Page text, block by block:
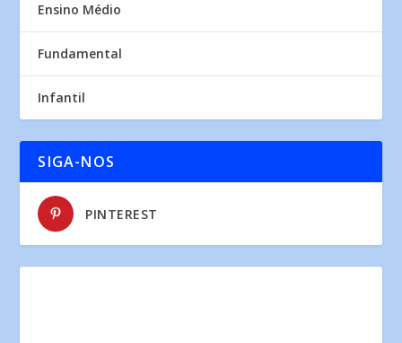
Ensino Médio
Fundamental
Infantil
SIGA-NOS
PINTEREST